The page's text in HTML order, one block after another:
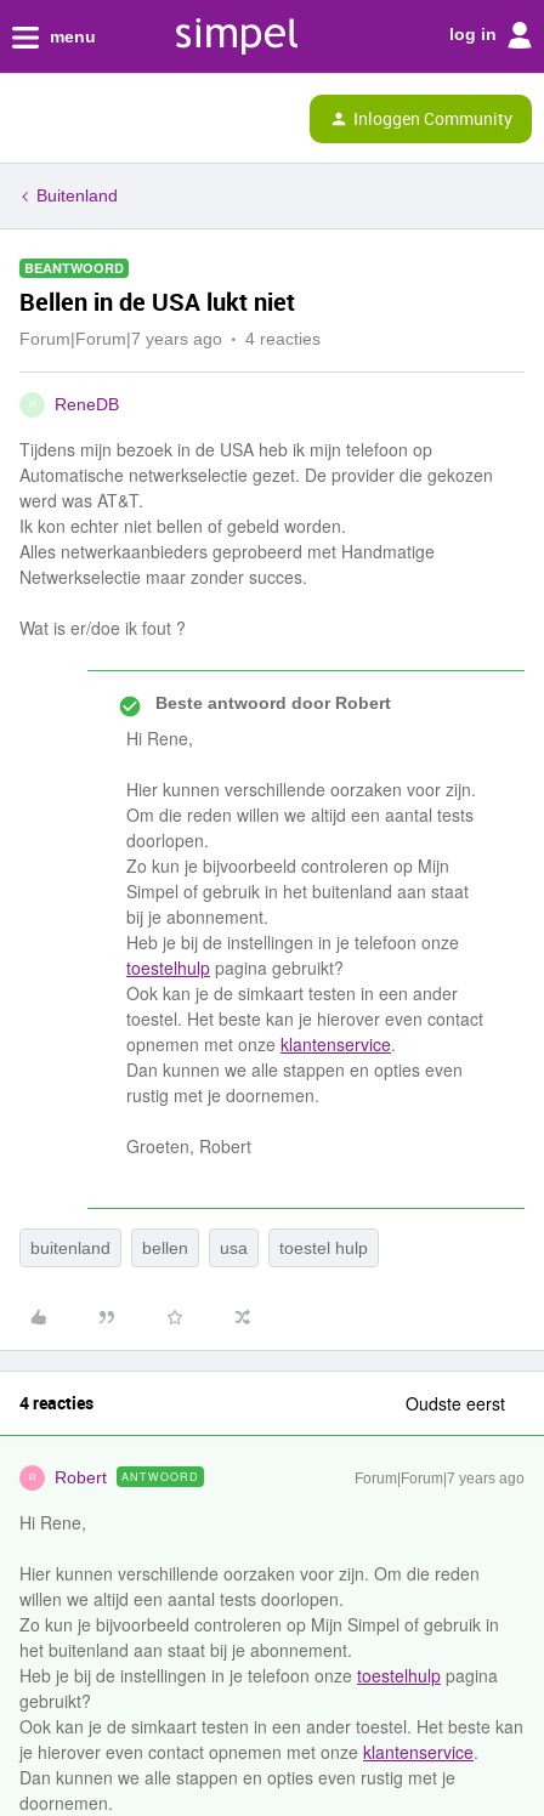
menu log in
Inloggen Community
Buitenland
BEANTWOORD
Bellen in de USA lukt niet
Forum|Forum|7 years ago 4 reacties
R ReneDB
Tijdens mijn bezoek in de USA heb ik mijn telefoon op
Automatische netwerkselectie gezet. De provider die gekozen
werd was AT&T.
Ik kon echter niet bellen of gebeld worden.
Alles netwerkaanbieders geprobeerd met Handmatige
Netwerkselectie maar zonder succes.
Wat is er/doe ik fout ?
Beste antwoord doorRobert
Hi Rene,
Hier kunnen verschillende oorzaken voor zijn.
Om die reden willen we altijd een aantal tests
doorlopen.
Zo kun je bijvoorbeeld controleren op Mijn
Simpel of gebruik in het buitenland aan staat
bij je abonnement.
Heb je bij de instellingen in je telefoon onze
toestelhulp pagina gebruikt?
Ook kan je de simkaart testen in een ander
toestel. Het beste kan je hierover even contact
opnemen met onze klantenservice.
Dan kunnen we alle stappen en opties even
rustig met je doornemen.
Groeten, Robert
buitenland bellen usa toestel hulp
4 reacties Oudste eerst
R Robert ANTWOORD Forum|Forum|7 years ago
Hi Rene,
Hier kunnen verschillende oorzaken voor zijn. Om die reden
willen we altijd een aantal tests doorlopen.
Zo kun je bijvoorbeeld controleren op Mijn Simpel of gebruik in
het buitenland aan staat bij je abonnement.
Heb je bij de instellingen in je telefoon onze toestelhulp pagina
gebruikt?
Ook kan je de simkaart testen in een ander toestel. Het beste kan
je hierover even contact opnemen met onze klantenservice.
Dan kunnen we alle stappen en opties even rustig met je
doornemen.